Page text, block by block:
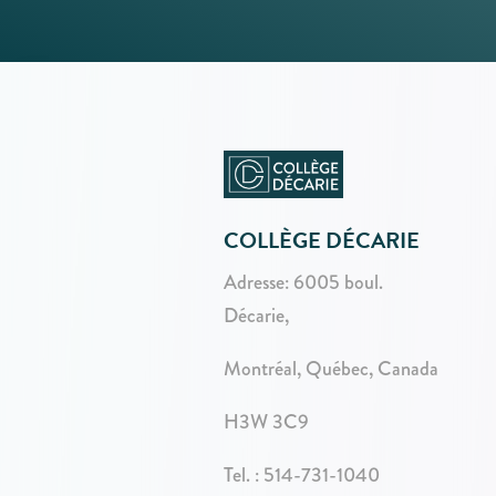
COLLÈGE DÉCARIE
Adresse: 6005 boul.
Décarie,
Montréal, Québec, Canada
H3W 3C9
Tel. : 514-731-1040